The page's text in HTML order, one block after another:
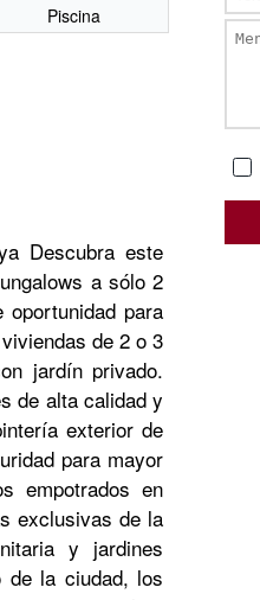
Piscina
Descubra este
a sólo 2
para
de 2 o 3
jardín privado.
de alta calidad y
exterior de
para mayor
empotrados en
exclusivas de la
y jardines
de la ciudad, los